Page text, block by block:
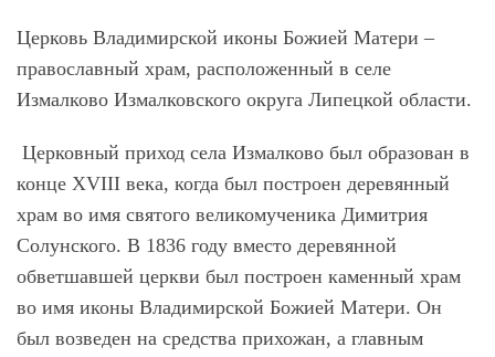
Церковь Владимирской иконы Божией Матери –
православный храм, расположенный в селе
Измалково Измалковского округа Липецкой области.
Церковный приход села Измалково был образован в
конце XVIII века, когда был построен деревянный
храм во имя святого великомученика Димитрия
Солунского. В 1836 году вместо деревянной
обветшавшей церкви был построен каменный храм
во имя иконы Владимирской Божией Матери. Он
был возведен на средства прихожан, а главным